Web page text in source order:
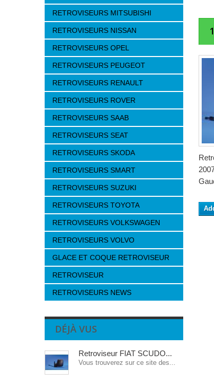
RETROVISEURS MITSUBISHI
RETROVISEURS NISSAN
RETROVISEURS OPEL
RETROVISEURS PEUGEOT
RETROVISEURS RENAULT
RETROVISEURS ROVER
RETROVISEURS SAAB
RETROVISEURS SEAT
RETROVISEURS SKODA
RETROVISEURS SMART
RETROVISEURS SUZUKI
RETROVISEURS TOYOTA
RETROVISEURS VOLKSWAGEN
RETROVISEURS VOLVO
GLACE ET COQUE RETROVISEUR
RETROVISEUR
RETROVISEURS NEWS
DÉJÀ VUS
Retroviseur FIAT SCUDO...
Vous trouverez sur ce site des...